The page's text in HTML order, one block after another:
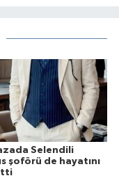
Selendili
şoförü de hayatını